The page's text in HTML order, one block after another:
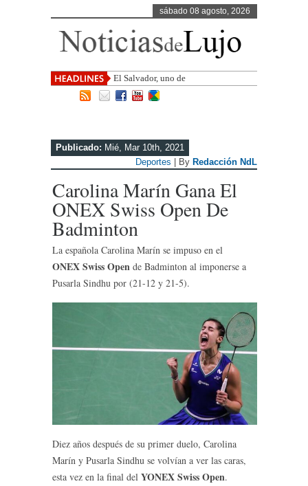
sábado 08 agosto, 2026
El Salvador, uno de los destinos con
mayor proyec
Publicado: Mié, Mar 10th, 2021
Deportes | By Redacción NdL
Carolina Marín Gana El
ONEX Swiss Open De
Badminton
La española Carolina Marín se impuso en el
ONEX Swiss Open de Badminton al imponerse a
Pusarla Sindhu por (21-12 y 21-5).
Diez años después de su primer duelo, Carolina
Marín y Pusarla Sindhu se volvían a ver las caras,
esta vez en la final del YONEX Swiss Open.